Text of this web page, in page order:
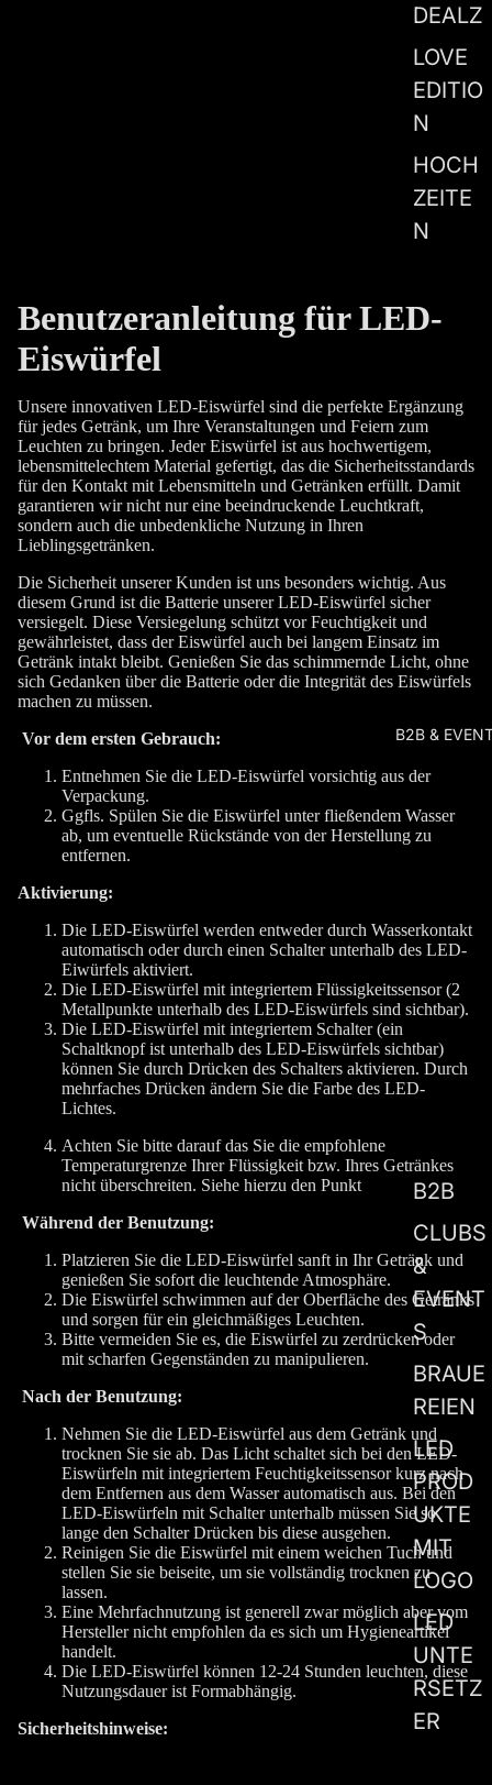
DEALZ
LOVE
EDITIO
N
HOCH
ZEITE
N
B2B &
B2B
CLUBS
&
EVENT
S
BRAUE
REIEN
LED
PROD
UKTE
MIT
LOGO
LED
UNTE
RSETZ
ER
Benutzeranleitung für LED-
Eiswürfel
Unsere innovativen LED-Eiswürfel sind die perfekte Ergänzung
für jedes Getränk, um Ihre Veranstaltungen und Feiern zum
Leuchten zu bringen. Jeder Eiswürfel ist aus hochwertigem,
lebensmittelechtem Material gefertigt, das die Sicherheitsstandards
für den Kontakt mit Lebensmitteln und Getränken erfüllt. Damit
garantieren wir nicht nur eine beeindruckende Leuchtkraft,
sondern auch die unbedenkliche Nutzung in Ihren
Lieblingsgetränken.
Die Sicherheit unserer Kunden ist uns besonders wichtig. Aus
diesem Grund ist die Batterie unserer LED-Eiswürfel sicher
versiegelt. Diese Versiegelung schützt vor Feuchtigkeit und
gewährleistet, dass der Eiswürfel auch bei langem Einsatz im
Getränk intakt bleibt. Genießen Sie das schimmernde Licht, ohne
sich Gedanken über die Batterie oder die Integrität des Eiswürfels
machen zu müssen.
Vor dem ersten Gebrauch:
Entnehmen Sie die LED-Eiswürfel vorsichtig aus der
Verpackung.
Ggfls. Spülen Sie die Eiswürfel unter fließendem Wasser
ab, um eventuelle Rückstände von der Herstellung zu
entfernen.
Aktivierung:
Die LED-Eiswürfel werden entweder durch Wasserkontakt
automatisch oder durch einen Schalter unterhalb des LED-
Eiwürfels aktiviert.
Die LED-Eiswürfel mit integriertem Flüssigkeitssensor (2
Metallpunkte unterhalb des LED-Eiswürfels sind sichtbar).
Die LED-Eiswürfel mit integriertem Schalter (ein
Schaltknopf ist unterhalb des LED-Eiswürfels sichtbar)
können Sie durch Drücken des Schalters aktivieren. Durch
mehrfaches Drücken ändern Sie die Farbe des LED-
Lichtes.
Achten Sie bitte darauf das Sie die empfohlene
Temperaturgrenze Ihrer Flüssigkeit bzw. Ihres Getränkes
nicht überschreiten. Siehe hierzu den Punkt
Während der Benutzung:
Platzieren Sie die LED-Eiswürfel sanft in Ihr Getränk und
genießen Sie sofort die leuchtende Atmosphäre.
Die Eiswürfel schwimmen auf der Oberfläche des Getränks
und sorgen für ein gleichmäßiges Leuchten.
Bitte vermeiden Sie es, die Eiswürfel zu zerdrücken oder
mit scharfen Gegenständen zu manipulieren.
Nach der Benutzung:
Nehmen Sie die LED-Eiswürfel aus dem Getränk und
trocknen Sie sie ab. Das Licht schaltet sich bei den LED-
Eiswürfeln mit integriertem Feuchtigkeitssensor kurz nach
dem Entfernen aus dem Wasser automatisch aus. Bei den
LED-Eiswürfeln mit Schalter unterhalb müssen Sie so
lange den Schalter Drücken bis diese ausgehen.
Reinigen Sie die Eiswürfel mit einem weichen Tuch und
stellen Sie sie beiseite, um sie vollständig trocknen zu
lassen.
Eine Mehrfachnutzung ist generell zwar möglich aber vom
Hersteller nicht empfohlen da es sich um Hygieneartikel
handelt.
Die LED-Eiswürfel können 12-24 Stunden leuchten, diese
Nutzungsdauer ist Formabhängig.
Sicherheitshinweise: